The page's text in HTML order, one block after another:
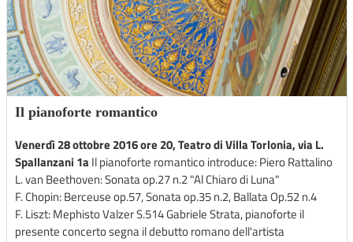
Il pianoforte romantico
Venerdì 28 ottobre 2016 ore 20, Teatro di Villa Torlonia, via L.
Spallanzani 1aIl pianoforte romantico introduce: Piero Rattalino
L. van Beethoven: Sonata op.27 n.2 "Al Chiaro di Luna"
F. Chopin: Berceuse op.57, Sonata op.35 n.2, Ballata Op.52 n.4
F. Liszt: Mephisto Valzer S.514 Gabriele Strata, pianoforte il
presente concerto segna il debutto romano dell'artista